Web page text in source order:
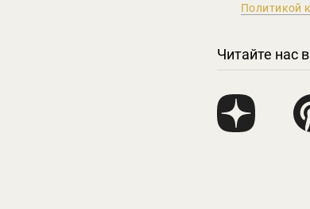
Политикой
Читайте нас